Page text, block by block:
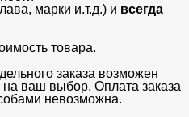
марки и.т.д.) и всегда
товара.
заказа возможен
ваш выбор. Оплата заказа
невозможна.